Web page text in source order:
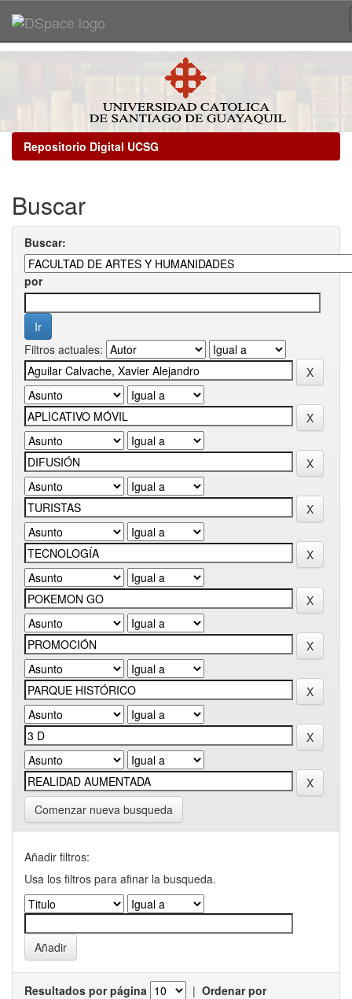
Repositorio Digital UCSG
Buscar
Buscar:
por
Filtros actuales:
Comenzar nueva busqueda
Añadir filtros:
Usa los filtros para afinar la busqueda.
Resultados por página | Ordenar por